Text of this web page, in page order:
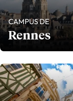
CAMPUS DE
Rennes